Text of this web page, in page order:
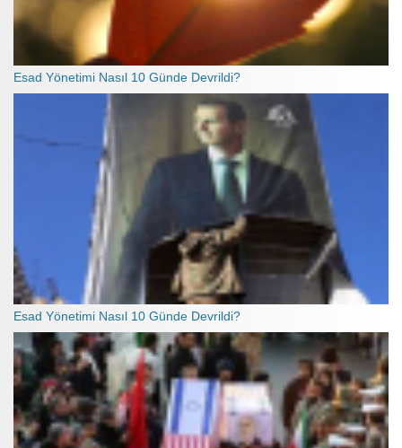
Esad Yönetimi Nasıl 10 Günde Devrildi?
Esad Yönetimi Nasıl 10 Günde Devrildi?